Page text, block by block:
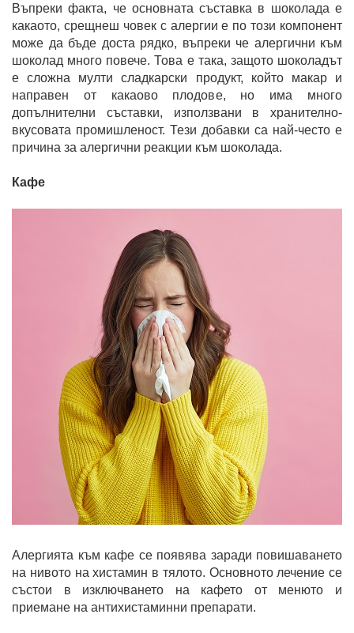
Въпреки факта, че основната съставка в шоколада е
какаото, срещнеш човек с алергии е по този компонент
може да бъде доста рядко, въпреки че алергични към
шоколад много повече. Това е така, защото шоколадът
е сложна мулти сладкарски продукт, който макар и
направен от какаово плодове, но има много
допълнителни съставки, използвани в хранително-
вкусовата промишленост. Тези добавки са най-често е
причина за алергични реакции към шоколада.
Кафе
Алергията към кафе се появява заради повишаването
на нивото на хистамин в тялото. Основното лечение се
състои в изключването на кафето от менюто и
приемане на антихистаминни препарати.